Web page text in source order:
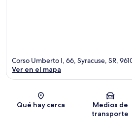
Corso Umberto I, 66, Syracuse, SR,
Ver en el mapa
Qué hay cerca
Medios de
transporte